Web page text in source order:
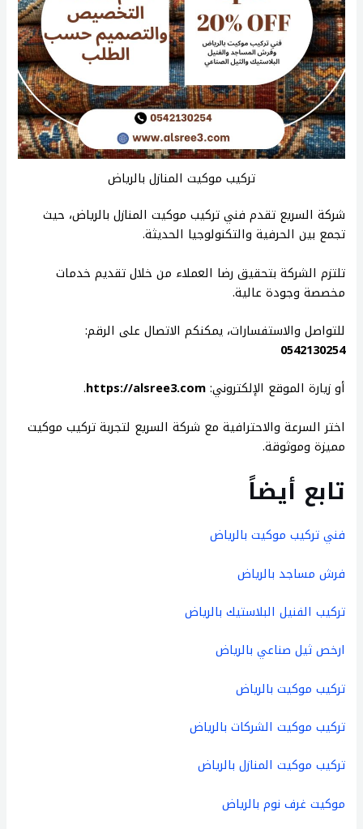
تركيب موكيت المنازل بالرياض
شركة السريع تقدم فنيتركيب موكيت المنازل بالرياض، حيث
تجمع بين الحرفية والتكنولوجيا الحديثة.
تلتزم الشركة بتحقيق رضا العملاء من خلالتقديم خدمات
مخصصة وجودة عالية.
للتواصل والاستفسارات، يمكنكم الاتصال على الرقم:
0542130254
أوزيارة الموقع الإلكتروني:
https://alsree3.com
.
اختر السرعة والاحترافية مع شركة السريع لتجربةتركيب موكيت
مميزة وموثوقة.
تابع أيضاً
فنيتركيب موكيت بالرياض
فرش مساجد بالرياض
تركيب الفنيل البلاستيك بالرياض
ارخصثيل صناعي بالرياض
تركيب موكيت بالرياض
تركيب موكيت الشركات بالرياض
تركيب موكيت المنازل بالرياض
موكيت غرف نوم بالرياض